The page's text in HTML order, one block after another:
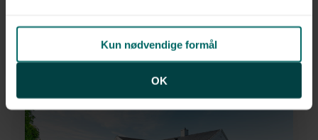
Kun nødvendige formål
OK
3000Helsingør
4 rum